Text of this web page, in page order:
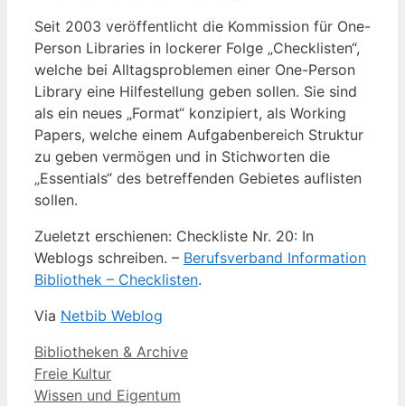
Seit 2003 veröffentlicht die Kommission für One-
Person Libraries in lockerer Folge „Checklisten“,
welche bei Alltagsproblemen einer One-Person
Library eine Hilfestellung geben sollen. Sie sind
als ein neues „Format“ konzipiert, als Working
Papers, welche einem Aufgabenbereich Struktur
zu geben vermögen und in Stichworten die
„Essentials“ des betreffenden Gebietes auflisten
sollen.
Zueletzt erschienen: Checkliste Nr. 20: In
Weblogs schreiben. – Berufsverband Information
Bibliothek – Checklisten.
Via Netbib Weblog
Kategorien
Bibliotheken & Archive
Freie Kultur
Wissen und Eigentum